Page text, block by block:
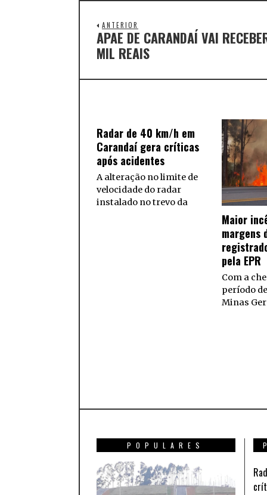
ANTERIOR
APAE DE CARANDAÍ VAI
MIL REAIS
Radar de 40 km/h em
Carandaí gera críticas
após acidentes
A alteração no limite de
velocidade do radar
instalado no trevo da
Maior
margens
pela EPR
Com a
período
Minas
POPULARES